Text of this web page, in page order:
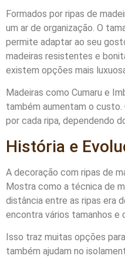
Formados por ripas de
um ar de organização. O
permite adaptar ao seu
madeiras resistentes e
existem opções mais
Madeiras como Cumaru e
também aumentam o custo.
por cada ripa, dependendo
História e
A decoração com ripas de
Mostra como a técnica de
distância entre as ripas era
encontra vários tamanhos e
Isso traz muitas opções
também ajudam no